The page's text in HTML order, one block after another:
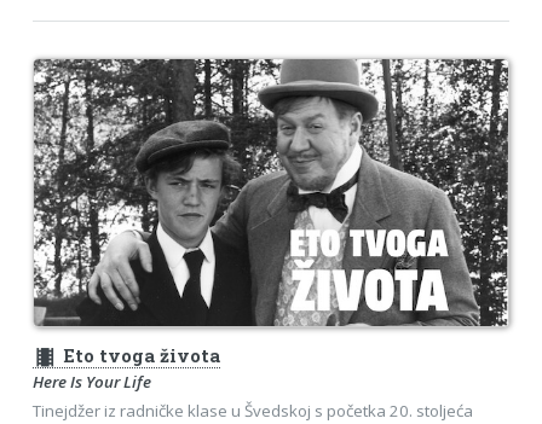
theaters Eto tvoga života
Here Is Your Life
Tinejdžer iz radničke klase u Švedskoj s početka 20. stoljeća